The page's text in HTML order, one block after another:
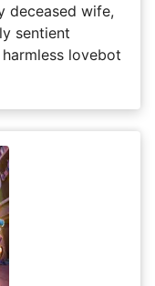
deceased wife,
sentient
lovebot